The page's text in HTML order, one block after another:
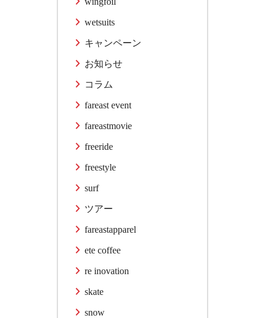
wetsuits
キャンペーン
お知らせ
コラム
fareast event
fareastmovie
freeride
freestyle
surf
ツアー
fareastapparel
ete coffee
re inovation
skate
snow